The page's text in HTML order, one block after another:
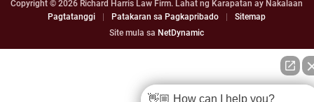
Copyright © 2026 Richard Harris Law Firm. Lahat ng Karapatan ay Nakalaan
Pagtatanggi
Patakaran sa Pagkapribado
Sitemap
Site mula sa NetDynamic
👋🏼 How can I help you?